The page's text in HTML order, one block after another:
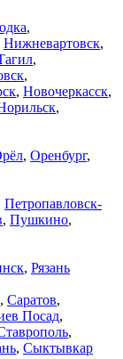
,
Нижневартовск,
,
,
, Новочеркасск,
,
, Оренбург,
Петропавловск-
, Пушкино,
, Рязань
, Саратов,
Посад,
,
, Сыктывкар